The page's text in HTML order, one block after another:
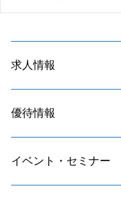
求人情報
優待情報
イベント・セミナー